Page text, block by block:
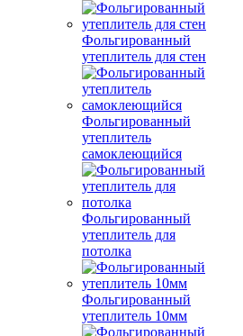
Фольгированный
утеплитель для стен
Фольгированный
утеплитель
самоклеющийся
Фольгированный
утеплитель для
потолка
Фольгированный
утеплитель 10мм